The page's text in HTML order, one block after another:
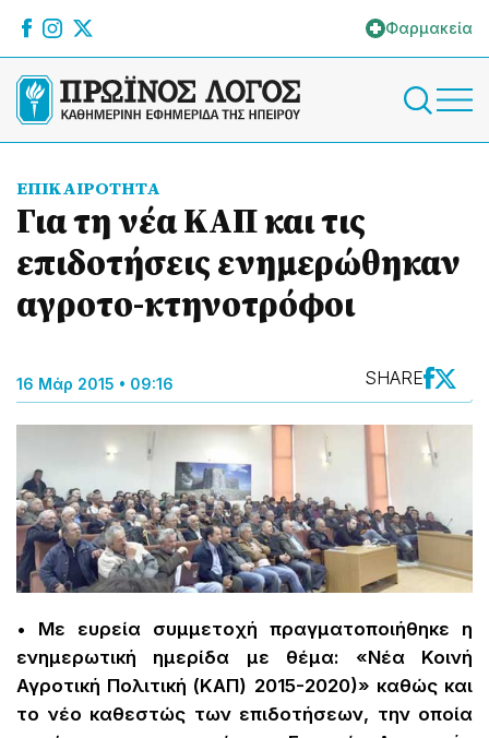
Φαρμακεία
ΕΠΙΚΑΙΡΟΤΗΤΑ
Για τη νέα ΚΑΠ και τις
επιδοτήσεις ενημερώθηκαν
αγροτο-κτηνοτρόφοι
16 Μάρ 2015 • 09:16 SHARE
• Με ευρεία συμμετοχή πραγματοποιήθηκε η
ενημερωτική ημερίδα με θέμα: «Νέα Κοινή
Αγροτική Πολιτική (ΚΑΠ) 2015-2020)» καθώς και
το νέο καθεστώς των επιδοτήσεων, την οποία